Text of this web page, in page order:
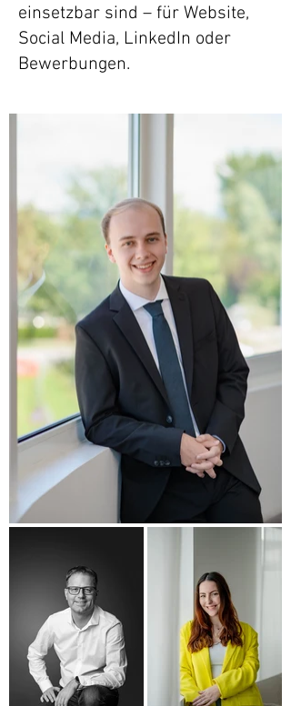
einsetzbar sind – für Website,
Social Media, LinkedIn oder
Bewerbungen.